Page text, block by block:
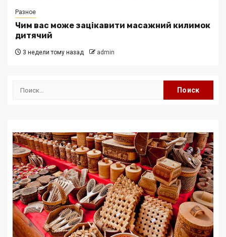
Разное
Чим вас може зацікавити масажний килимок
дитячий
3 недели тому назад admin
Найти: